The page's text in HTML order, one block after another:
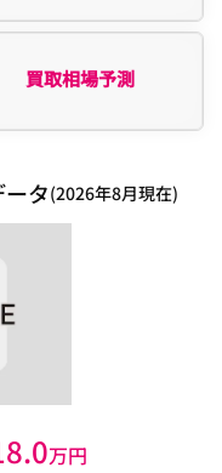
買取相場予測
タ(2026年8月現在)
万円